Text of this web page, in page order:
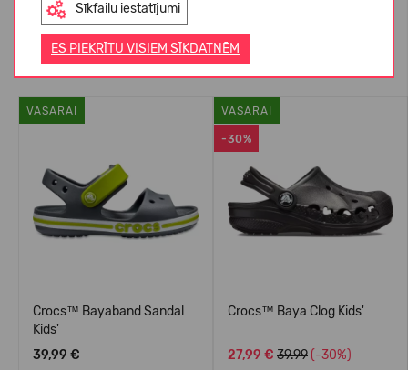
Sīkfailu iestatījumi
ES PIEKRĪTU VISIEM SĪKDATNĒM
Līdzīgas preces
VASARAI
Crocs™ Bayaband Sandal
Kids'
39,99 €
-30%
VASARAI
Crocs™ Baya Clog Kids'
27,99 € 39.99 (-30%)